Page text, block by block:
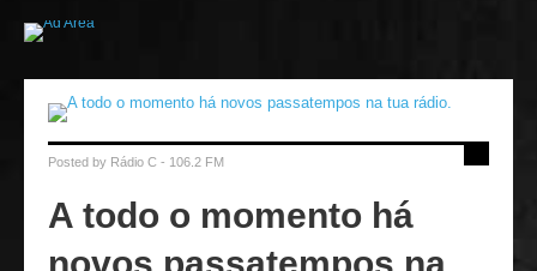
Posted by Rádio C - 106.2 FM
A todo o momento há